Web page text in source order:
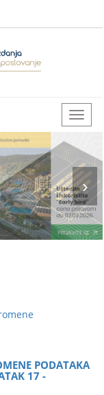
PODATAKA
17 -